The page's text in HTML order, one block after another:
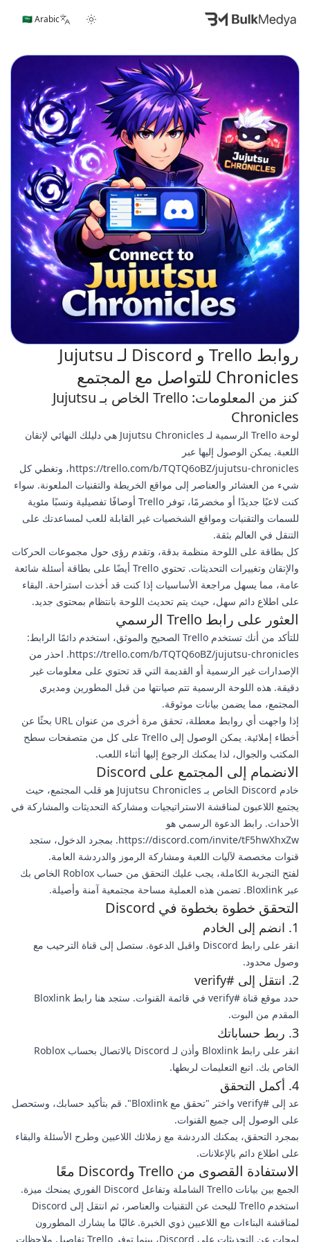
🇸🇦 Arabic
روابط Trello و Discord لـ Jujutsu
Chronicles للتواصل مع المجتمع
كنز من المعلومات: Trello الخاص بـ Jujutsu
Chronicles
لوحة Trello الرسمية لـ Jujutsu Chronicles هي دليلك النهائي لإتقان
اللعبة. يمكن الوصول إليها عبر
https://trello.com/b/TQTQ6oBZ/jujutsu-chronicles، وتغطي كل
شيء من العشائر والعناصر إلى مواقع الخريطة والتقنيات الملعونة. سواء
كنت لاعبًا جديدًا أو مخضرمًا، توفر Trello أوصافًا تفصيلية ونسبًا مئوية
للسمات والتقنيات ومواقع الشخصيات غير القابلة للعب لمساعدتك على
التنقل في العالم بثقة.
كل بطاقة على اللوحة منظمة بدقة، وتقدم رؤى حول مجموعات الحركات
والإتقان وتغييرات التحديثات. تحتوي Trello أيضًا على بطاقة أسئلة شائعة
عامة، مما يسهل مراجعة الأساسيات إذا كنت قد أخذت استراحة. البقاء
على اطلاع دائم سهل، حيث يتم تحديث اللوحة بانتظام بمحتوى جديد.
العثور على رابط Trello الرسمي
للتأكد من أنك تستخدم Trello الصحيح والموثق، استخدم دائمًا الرابط:
https://trello.com/b/TQTQ6oBZ/jujutsu-chronicles. احذر من
الإصدارات غير الرسمية أو القديمة التي قد تحتوي على معلومات غير
دقيقة. هذه اللوحة الرسمية تتم صيانتها من قبل المطورين ومديري
المجتمع، مما يضمن بيانات موثوقة.
إذا واجهت أي روابط معطلة، تحقق مرة أخرى من عنوان URL بحثًا عن
أخطاء إملائية. يمكن الوصول إلى Trello على كل من متصفحات سطح
المكتب والجوال، لذا يمكنك الرجوع إليها أثناء اللعب.
الانضمام إلى المجتمع على Discord
خادم Discord الخاص بـ Jujutsu Chronicles هو قلب المجتمع، حيث
يجتمع اللاعبون لمناقشة الاستراتيجيات ومشاركة التحديثات والمشاركة في
الأحداث. رابط الدعوة الرسمي هو
https://discord.com/invite/tF5hwXhxZw. بمجرد الدخول، ستجد
قنوات مخصصة لآليات اللعبة ومشاركة الرموز والدردشة العامة.
لفتح التجربة الكاملة، يجب عليك التحقق من حساب Roblox الخاص بك
عبر Bloxlink. تضمن هذه العملية مساحة مجتمعية آمنة وأصيلة.
التحقق خطوة بخطوة في Discord
1. انضم إلى الخادم
انقر على رابط Discord واقبل الدعوة. ستصل إلى قناة الترحيب مع
وصول محدود.
2. انتقل إلى #verify
حدد موقع قناة #verify في قائمة القنوات. ستجد هنا رابط Bloxlink
المقدم من البوت.
3. ربط حساباتك
انقر على رابط Bloxlink وأذن لـ Discord بالاتصال بحساب Roblox
الخاص بك. اتبع التعليمات لربطها.
4. أكمل التحقق
عد إلى #verify واختر "تحقق مع Bloxlink". قم بتأكيد حسابك، وستحصل
على الوصول إلى جميع القنوات.
بمجرد التحقق، يمكنك الدردشة مع زملائك اللاعبين وطرح الأسئلة والبقاء
على اطلاع دائم بالإعلانات.
الاستفادة القصوى من Trello وDiscord معًا
الجمع بين بيانات Trello الشاملة وتفاعل Discord الفوري يمنحك ميزة.
استخدم Trello للبحث عن التقنيات والعناصر، ثم انتقل إلى Discord
لمناقشة البناءات مع اللاعبين ذوي الخبرة. غالبًا ما يشارك المطورون
لمحات عن التحديثات على Discord، بينما توفر Trello تفاصيل ملاحظات